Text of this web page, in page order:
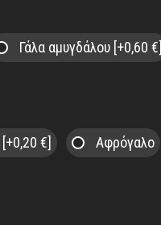
Γάλα αμυγδάλου [+0,60 €]
[+0,20 €] Αφρόγαλο